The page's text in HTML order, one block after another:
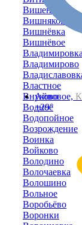
Айвовое,
+29°
Вишенное
Вишняковка
Вишнёвка
Вишнёвое
Владимировка
Владимирово
Властное
Внуково
Водное
Водопойное
Возрождение
Воинка
Войково
Володино
Волочаевка
Волошино
Вольное
Воробьёво
Воронки